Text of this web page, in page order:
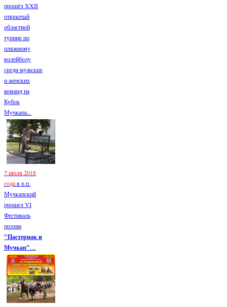
прошёл XXII
открытый
областной
турнир по
пляжному
волейболу
среди мужских
и женских
команд на
Кубок
Мучкапа...
7 июля 2018
годав р.п.
Мучкапский
прошел VI
Фестиваль
поэзии
"Пастернак и
Мучкап"....